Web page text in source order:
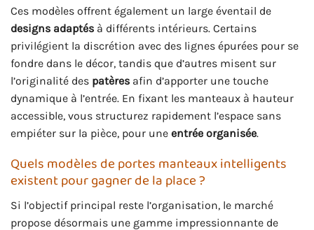
Ces modèles offrent également un large éventail de
designs adaptés à différents intérieurs. Certains
privilégient la discrétion avec des lignes épurées pour se
fondre dans le décor, tandis que d’autres misent sur
l’originalité des patères afin d’apporter une touche
dynamique à l’entrée. En fixant les manteaux à hauteur
accessible, vous structurez rapidement l’espace sans
empiéter sur la pièce, pour une entrée organisée.
Quels modèles de portes manteaux intelligents
existent pour gagner de la place ?
Si l’objectif principal reste l’organisation, le marché
propose désormais une gamme impressionnante de